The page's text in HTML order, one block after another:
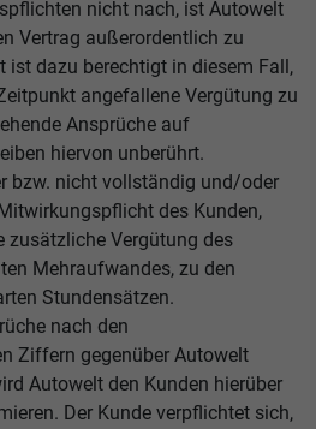
nicht nach, ist Autowelt
Vertrag außerordentlich zu
ist dazu berechtigt in diesem Fall,
angefallene Vergütung zu
Ansprüche auf
hiervon unberührt.
bzw. nicht vollständig und/oder
des Kunden,
zusätzliche Vergütung des
Mehraufwandes, zu den
Stundensätzen.
nach den
Ziffern gegenüber Autowelt
Autowelt den Kunden hierüber
Der Kunde verpflichtet sich,